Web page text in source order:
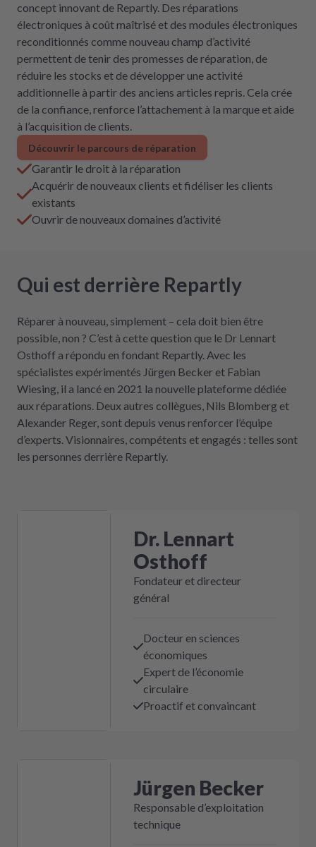
concept innovant de Repartly. Des réparations
électroniques à coût maîtrisé et des modules électroniques
reconditionnés comme nouveau champ d’activité
permettent de tenir des promesses de réparation, de
réduire les stocks et de développer une activité
additionnelle à partir des anciens articles repris. Cela crée
de la confiance, renforce l’attachement à la marque et aide
à l’acquisition de clients.
Découvrir le parcours de réparation
Garantir le droit à la réparation
Acquérir de nouveaux clients et fidéliser les clients
existants
Ouvrir de nouveaux domaines d’activité
Qui est derrière Repartly
Réparer à nouveau, simplement – cela doit bien être
possible, non ? C’est à cette question que le Dr Lennart
Osthoff a répondu en fondant Repartly. Avec les
spécialistes expérimentés Jürgen Becker et Fabian
Wiesing, il a lancé en 2021 la nouvelle plateforme dédiée
aux réparations. Deux autres collègues, Nils Blomberg et
Alexander Reger, sont depuis venus renforcer l’équipe
d’experts. Visionnaires, compétents et engagés : telles sont
les personnes derrière Repartly.
Dr. Lennart
Osthoff
Fondateur et directeur
général
Docteur en sciences
économiques
Expert de l’économie
circulaire
Proactif et convaincant
Jürgen Becker
Responsable d’exploitation
technique